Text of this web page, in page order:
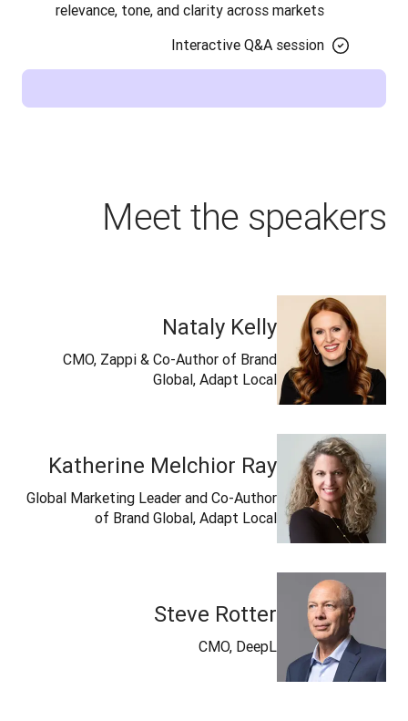
relevance, tone, and clarity across markets
Interactive Q&A session
Meet the speakers
Nataly Kelly
CMO, Zappi & Co-Author of Brand
Global, Adapt Local
Katherine Melchior Ray
Global Marketing Leader and Co-Author
of Brand Global, Adapt Local
Steve Rotter
CMO, DeepL